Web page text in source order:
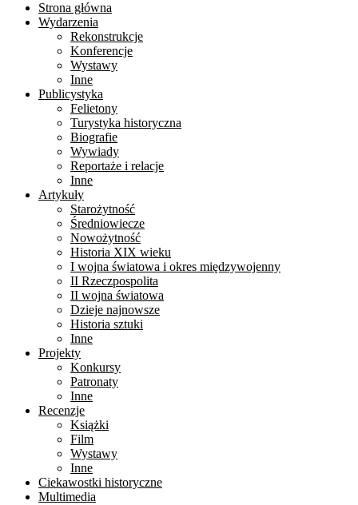
Strona główna
Wydarzenia
Rekonstrukcje
Konferencje
Wystawy
Inne
Publicystyka
Felietony
Turystyka historyczna
Biografie
Wywiady
Reportaże i relacje
Inne
Artykuły
Starożytność
Średniowiecze
Nowożytność
Historia XIX wieku
I wojna światowa i okres międzywojenny
II Rzeczpospolita
II wojna światowa
Dzieje najnowsze
Historia sztuki
Inne
Projekty
Konkursy
Patronaty
Inne
Recenzje
Książki
Film
Wystawy
Inne
Ciekawostki historyczne
Multimedia